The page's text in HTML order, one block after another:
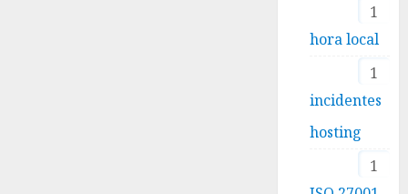
1
hora local
1
incidentes
hosting
1